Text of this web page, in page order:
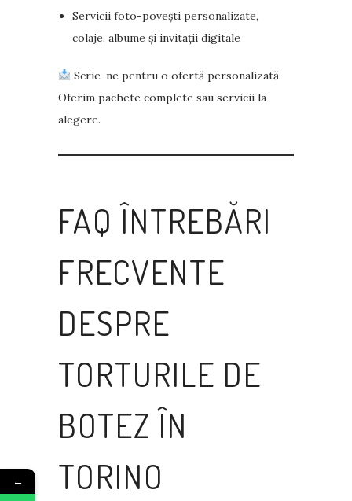
Servicii foto-povești personalizate,
colaje, albume și invitații digitale
Scrie-ne pentru o ofertă personalizată.
Oferim pachete complete sau servicii la
alegere.
FAQ ÎNTREBĂRI
FRECVENTE
DESPRE
TORTURILE DE
BOTEZ ÎN
TORINO
←